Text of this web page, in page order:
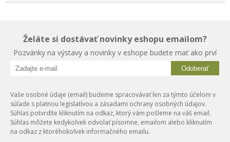
Želáte si dostávať novinky eshopu emailom?
Pozvánky na výstavy a novinky v eshope budete mať ako prví
Odoberať
Vaše osobné údaje (email) budeme spracovávať len za týmto účelom v
súlade s platnou legislatívou a zásadami ochrany osobných údajov.
Súhlas potvrdíte kliknutím na odkaz, ktorý vám pošleme na váš email.
Súhlas môžete kedykoľvek odvolať písomne, emailom alebo kliknutím
na odkaz z ktoréhokoľvek informačného emailu.